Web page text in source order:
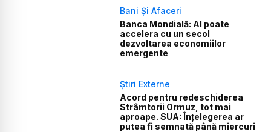
Bani Și Afaceri
Banca Mondială: AI poate
accelera cu un secol
dezvoltarea economiilor
emergente
Știri Externe
Acord pentru redeschiderea
Strâmtorii Ormuz, tot mai
aproape. SUA: Înțelegerea ar
putea fi semnată până miercuri